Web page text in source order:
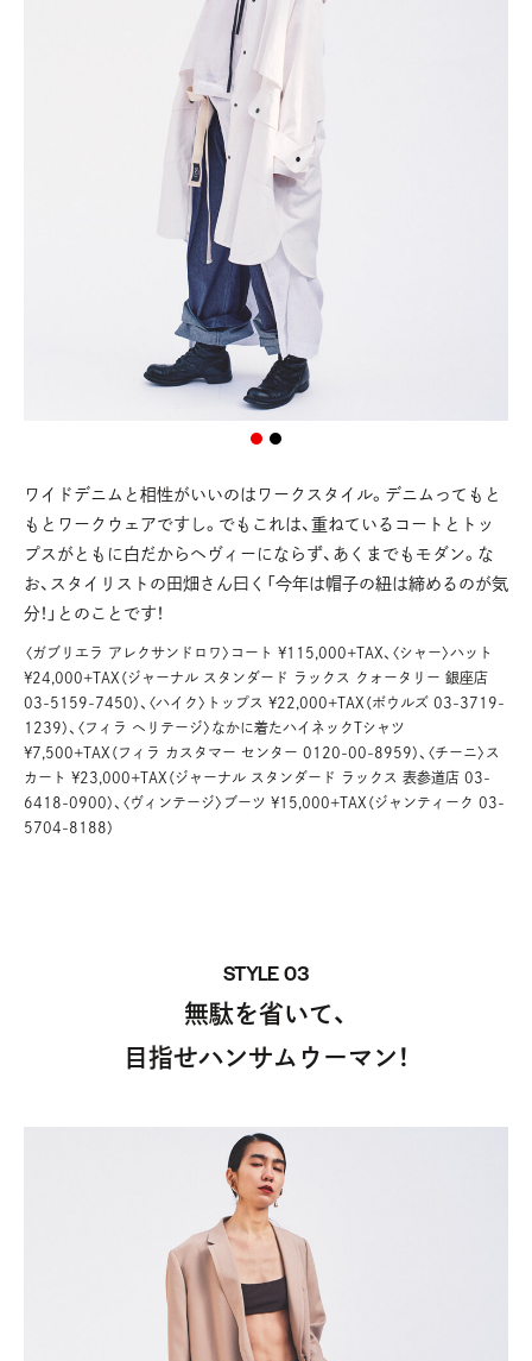
ワイドデニムと相性がいいのはワークスタイル。デニムってもと
もとワークウェアですし。でもこれは、重ねているコートとトッ
プスがともに白だからヘヴィーにならず、あくまでもモダン。な
お、スタイリストの田畑さん曰く「今年は帽子の紐は締めるのが気
分！」とのことです！
〈ガブリエラ アレクサンドロワ〉コート ¥115,000+TAX、〈シャー〉ハット
¥24,000+TAX（ジャーナル スタンダード ラックス クォータリー 銀座店
03-5159-7450）、〈ハイク〉トップス ¥22,000+TAX（ボウルズ 03-3719-
1239）、〈フィラ ヘリテージ〉なかに着たハイネックTシャツ
¥7,500+TAX（フィラ カスタマー センター 0120-00-8959）、〈チーニ〉ス
カート ¥23,000+TAX（ジャーナル スタンダード ラックス 表参道店 03-
6418-0900）、〈ヴィンテージ〉ブーツ ¥15,000+TAX（ジャンティーク 03-
5704-8188）
STYLE 03
無駄を省いて、
目指せハンサムウーマン！